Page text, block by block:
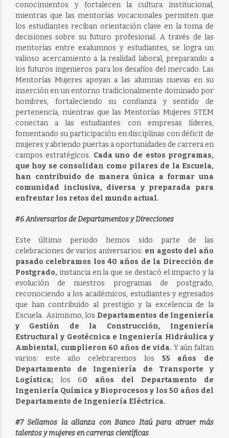
conocimientos y fortalecen la cultura institucional,
mientras que las mentorías vocacionales permiten que
los estudiantes reciban orientación clave en la toma de
decisiones sobre su futuro profesional. A través de las
mentorías entre exalumnos y estudiantes, se logra un
valioso acercamiento a la realidad laboral, preparando a
los futuros ingenieros para los desafíos del mercado. Las
Mentorías Mujeres apoyan a las alumnas nuevas en su
inserción en un entorno tradicionalmente dominado por
hombres, fortaleciendo su confianza y sentido de
pertenencia, mientras que las Mentorías Mujeres STEM
conectan a las estudiantes con empresas líderes,
fomentando su participación en disciplinas con déficit de
mujeres y abriendo puertas a oportunidades de carrera en
campos estratégicos. Cada uno de estos programas,
que hoy se consolidan como pilares de la Escuela,
han contribuido de manera única a formar una
comunidad inclusiva, diversa y preparada para
enfrentar los retos del mundo actual.
#6 Aniversarios de Departamentos y Direcciones
Este último periodo hemos sido parte de las
celebraciones de varios aniversarios: en agosto del año
pasado celebramos los 40 años de la Dirección de
Postgrado, instancia en la que se destacó el impacto y la
evolución de nuestros programas de postgrado,
reconociendo a los académicos, estudiantes y egresados
que han contribuido al prestigio y la excelencia de la
Escuela. Asimismo, los Departamentos de Ingeniería
y Gestión de la Construcción, Ingeniería
Estructural y Geotécnica e Ingeniería Hidráulica y
Ambiental, cumplieron 60 años de vida. Y aún faltan
varios: este año celebraremos los 55 años de
Departamento de Ingeniería de Transporte y
Logística;los 60 años del Departamento de
Ingeniería Química y Bioprocesos y los 50 años del
Departamento de Ingeniería Eléctrica.
#7 Sellamos la alianza con Banco Itaú para atraer más
talentos y mujeres en carreras científicas